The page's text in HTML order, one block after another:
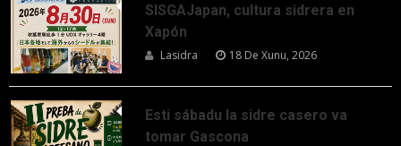
SISGAJapan, cultura sidrera en
Xapón
Lasidra 18 De Xunu, 2026
Esti sábadu la sidre casero va
tomar Gascona